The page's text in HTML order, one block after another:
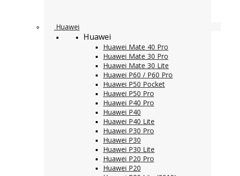
Huawei
Huawei
Huawei Mate 40 Pro
Huawei Mate 30 Pro
Huawei Mate 30 Lite
Huawei P60 / P60 Pro
Huawei P50 Pocket
Huawei P50 Pro
Huawei P40 Pro
Huawei P40
Huawei P40 Lite
Huawei P30 Pro
Huawei P30
Huawei P30 Lite
Huawei P20 Pro
Huawei P20